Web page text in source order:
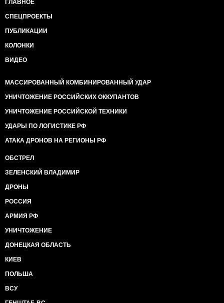
ГЛАВНОЕ
СПЕЦПРОЕКТЫ
ПУБЛИКАЦИИ
КОЛОНКИ
ВИДЕО
МАССИРОВАННЫЙ КОМБИНИРОВАННЫЙ УДАР
УНИЧТОЖЕНИЕ РОССИЙСКИХ ОККУПАНТОВ
УНИЧТОЖЕНИЕ РОССИЙСКОЙ ТЕХНИКИ
УДАРЫ ПО ЛОГИСТИКЕ РФ
АТАКА ДРОНОВ НА РЕГИОНЫ РФ
ОБСТРЕЛ
ЗЕЛЕНСКИЙ ВЛАДИМИР
ДРОНЫ
РОССИЯ
АРМИЯ РФ
УНИЧТОЖЕНИЕ
ДОНЕЦКАЯ ОБЛАСТЬ
КИЕВ
ПОЛЬША
ВСУ